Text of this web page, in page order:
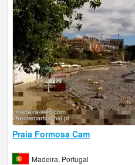
Praia Formosa Cam
Madeira, Portugal